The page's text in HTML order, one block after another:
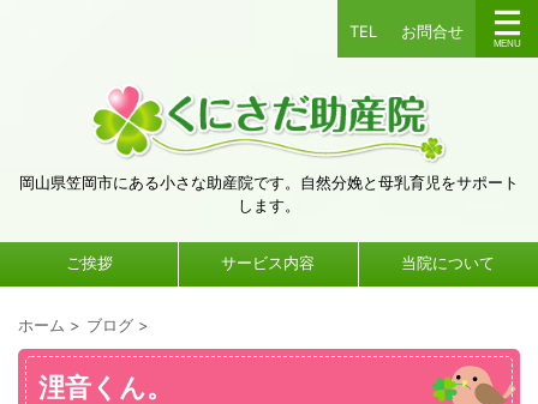
TEL お問合せ
岡山県笠岡市にある小さな助産院です。自然分娩と母乳育児をサポート
します。
ご挨拶 サービス内容 当院について
ホーム > ブログ >
浬音くん。